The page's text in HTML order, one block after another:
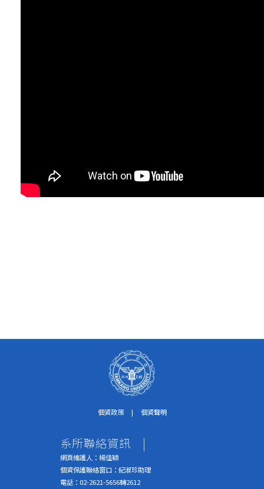
個資政策 | 個資聲明
系所聯絡資訊 |
網頁維護人：楊佳穎
個資保護聯絡窗口：紀淑珍助理
電話：02-2621-5656轉2612